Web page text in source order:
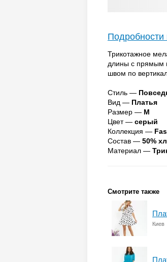
Трикотажное
длины с прямым
швом по
Стиль —
Вид — Платья
Размер — M
Цвет — серый
Коллекция —
Состав — 50%
Материал —
Смотрите также
Киев